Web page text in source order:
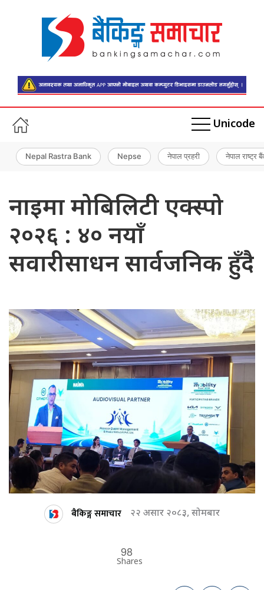
Unicode
Nepal Rastra Bank Nepse नेपाल प्रहरी नेपाल राष्ट्र
नाइमा मोबिलिटी एक्स्पो
२०२६ : ४० नयाँ
सवारीसाधन सार्वजनिक हुँदै
बैकिङ्ग समाचार २२ असार २०८३, सोमबार
98
Shares